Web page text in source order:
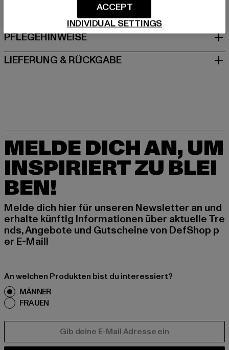
GRÖSSE & PASSFORM
PFLEGEHINWEISE
LIEFERUNG & RÜCKGABE
MELDE DICH AN, UM
INSPIRIERT ZU BLEI
BEN!
Melde dich hier für unseren Newsletter an und
erhalte künftig Informationen über aktuelle Tre
nds, Angebote und Gutscheine von DefShop p
er E-Mail!
An welchen Produkten bist du interessiert?
MÄNNER
FRAUEN
INDIVIDUAL SETTINGS
ACCEPT